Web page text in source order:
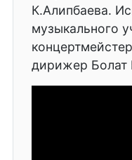
К.Алипбаева.
музыкального
дирижер Болат